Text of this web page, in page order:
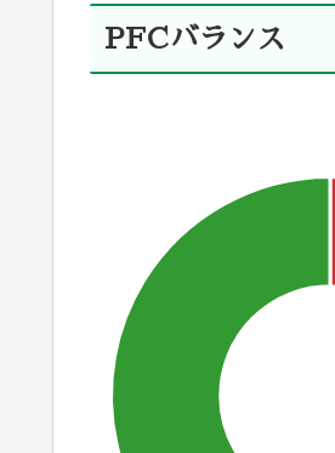
PFCバランス